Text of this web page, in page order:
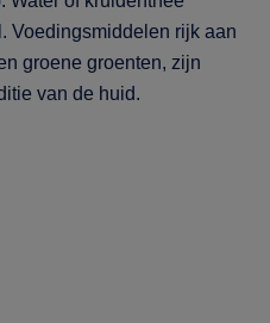
Voedingsmiddelen rijk aan
groene groenten, zijn
van de huid.